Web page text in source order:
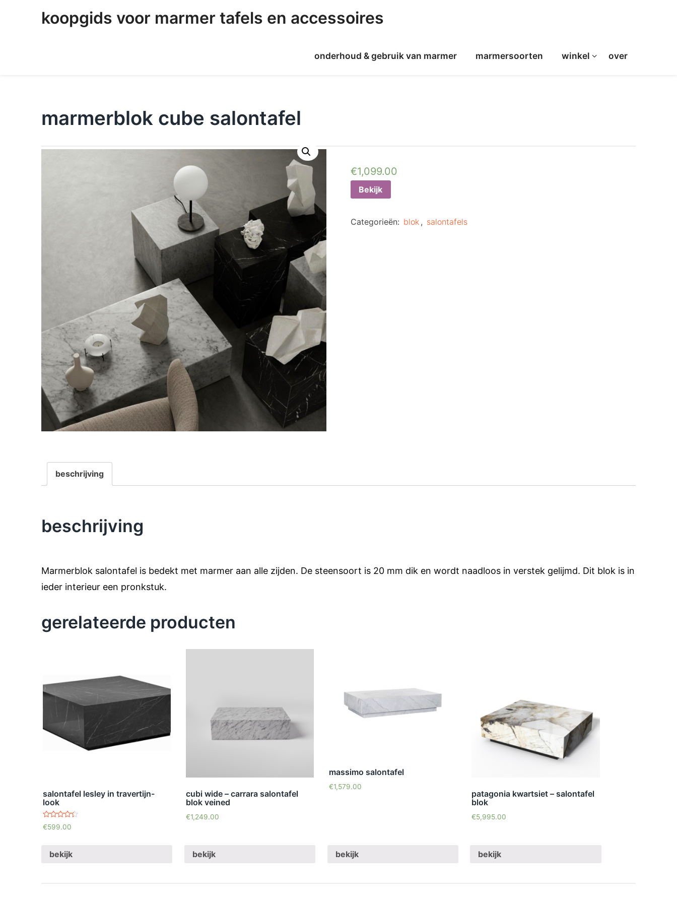
koopgids voor marmer tafels en accessoires
onderhoud & gebruik van marmer marmersoorten winkel over
marmerblok cube salontafel
€1,099.00
Bekijk
Categorieën: blok , salontafels
beschrijving
beschrijving
Marmerblok salontafel is bedekt met marmer aan alle zijden. De steensoort is 20 mm dik en wordt naadloos in verstek gelijmd. Dit blok is in
ieder interieur een pronkstuk.
gerelateerde producten
salontafel lesley in travertijn-
look
waardering
4.20
€599.00
bekijk
cubi wide – carrara salontafel
blok veined
€1,249.00
bekijk
massimo salontafel
€1,579.00
bekijk
patagonia kwartsiet – salontafel
blok
€5,995.00
bekijk